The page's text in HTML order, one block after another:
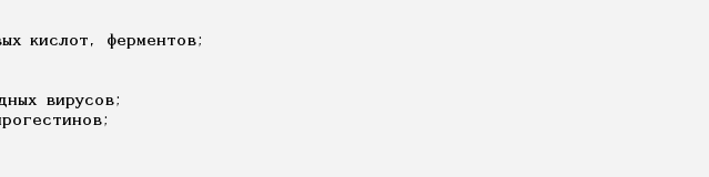
кислот, ферментов;
вирусов;